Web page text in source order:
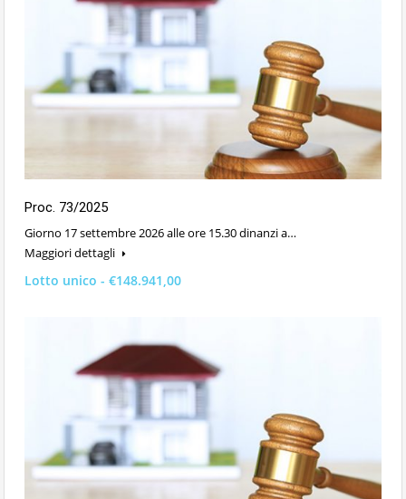
Proc. 73/2025
Giorno 17 settembre 2026 alle ore 15.30 dinanzi a…
Maggiori dettagli
Lotto unico - €148.941,00